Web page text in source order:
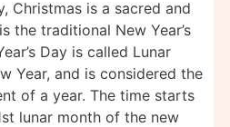
Christmas is a sacred and
the traditional New Year’s
Day is called Lunar
Year, and is considered the
of a year. The time starts
lunar month of the new